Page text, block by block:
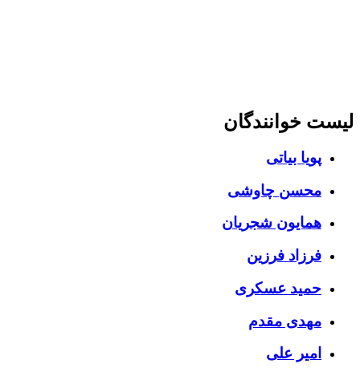
لیست خوانندگان
پویا بیاتی
محسن چاوشی
همایون شجریان
فرزاد فرزین
حمید عسکری
مهدی مقدم
امیر علی